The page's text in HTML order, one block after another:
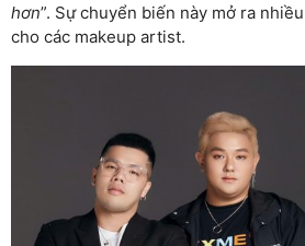
hơn”. Sự chuyển biến này mở ra
cho các makeup artist.